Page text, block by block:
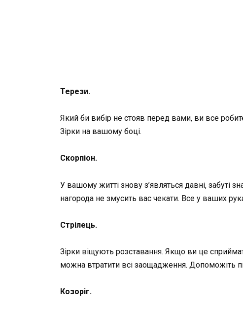
Терези.
Який би вибір не стояв перед вами, ви все
Зірки на вашому боці.
Скорпіон.
У вашому житті знову з’являться давні, забуті
нагорода не змусить вас чекати. Все у ваших
Стрілець.
Зірки віщують розставання. Якщо ви це
можна втратити всі заощадження. Допоможіть
Козоріг.